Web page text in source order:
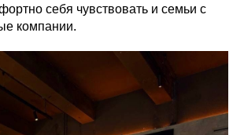
себя чувствовать и семьи с
компании.